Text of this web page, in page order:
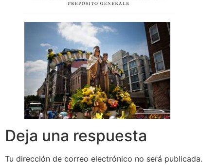
Deja una respuesta
Tu dirección de correo electrónico no será publicada.